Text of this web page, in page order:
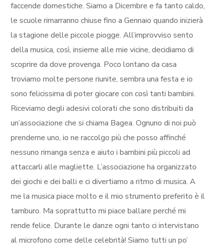
faccende domestiche. Siamo a Dicembre e fa tanto caldo,
le scuole rimarranno chiuse fino a Gennaio quando inizierà
la stagione delle piccole piogge. All’improvviso sento
della musica, così, insieme alle mie vicine, decidiamo di
scoprire da dove provenga. Poco lontano da casa
troviamo molte persone riunite, sembra una festa e io
sono felicissima di poter giocare con così tanti bambini.
Riceviamo degli adesivi colorati che sono distribuiti da
un’associazione che si chiama Bagea. Ognuno di noi può
prenderne uno, io ne raccolgo più che posso affinché
nessuno rimanga senza e aiuto i bambini più piccoli ad
attaccarli alle magliette. L’associazione ha organizzato
dei giochi e dei balli e ci divertiamo a ritmo di musica. A
me la musica piace molto e il mio strumento preferito è il
tamburo. Ma soprattutto mi piace ballare perché mi
rende felice. Durante le danze ogni tanto ci intervistano
al microfono come delle celebrità! Siamo tutti un po’